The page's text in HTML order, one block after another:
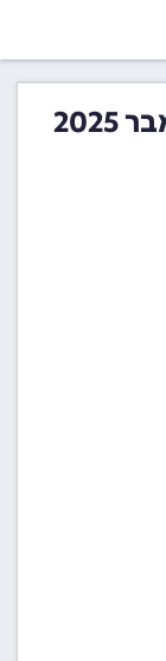
שער הלמפירה בחודש נובמבר 2025